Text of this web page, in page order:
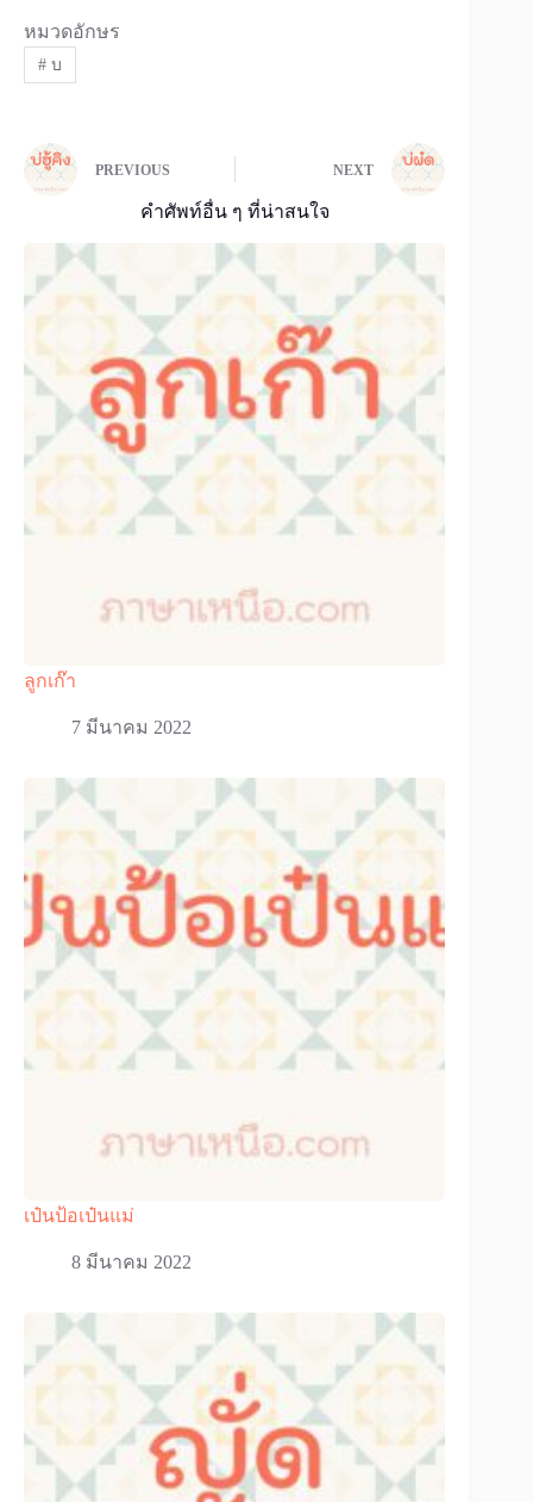
หมวดอักษร
#บ
PREVIOUS NEXT
คำศัพท์อื่น ๆ ที่น่าสนใจ
ลูกเก๊า
7 มีนาคม 2022
เป๋นป้อเป๋นแม่
8 มีนาคม 2022